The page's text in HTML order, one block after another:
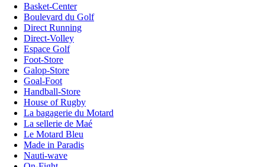
Basket-Center
Boulevard du Golf
Direct Running
Direct-Volley
Espace Golf
Foot-Store
Galop-Store
Goal-Foot
Handball-Store
House of Rugby
La bagagerie du Motard
La sellerie de Maé
Le Motard Bleu
Made in Paradis
Nauti-wave